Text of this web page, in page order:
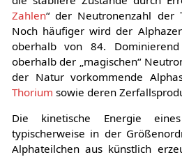
Zahlen“ der Neutronenzahl der
Noch häufiger wird der
oberhalb von 84.
oberhalb der „magischen“
der Natur vorkommende
Thorium sowie deren
Die kinetische Energie
typischerweise in der
Alphateilchen aus künstlich